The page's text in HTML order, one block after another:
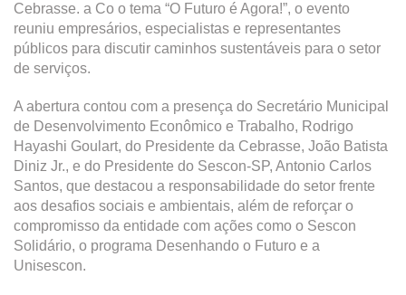
Cebrasse. a Co o tema “O Futuro é Agora!”, o evento
reuniu empresários, especialistas e representantes
públicos para discutir caminhos sustentáveis para o setor
de serviços.
A abertura contou com a presença do Secretário Municipal
de Desenvolvimento Econômico e Trabalho, Rodrigo
Hayashi Goulart, do Presidente da Cebrasse, João Batista
Diniz Jr., e do Presidente do Sescon-SP, Antonio Carlos
Santos, que destacou a responsabilidade do setor frente
aos desafios sociais e ambientais, além de reforçar o
compromisso da entidade com ações como o Sescon
Solidário, o programa Desenhando o Futuro e a
Unisescon.